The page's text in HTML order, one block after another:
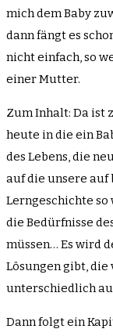
mich dem Baby
dann fängt es
nicht einfach, so
einer Mutter.
Zum Inhalt: Da ist
heute in die ein
des Lebens, die
auf die unsere
Lerngeschichte
die Bedürfnisse
müssen… Es wird
Lösungen gibt,
unterschiedlich
Dann folgt ein